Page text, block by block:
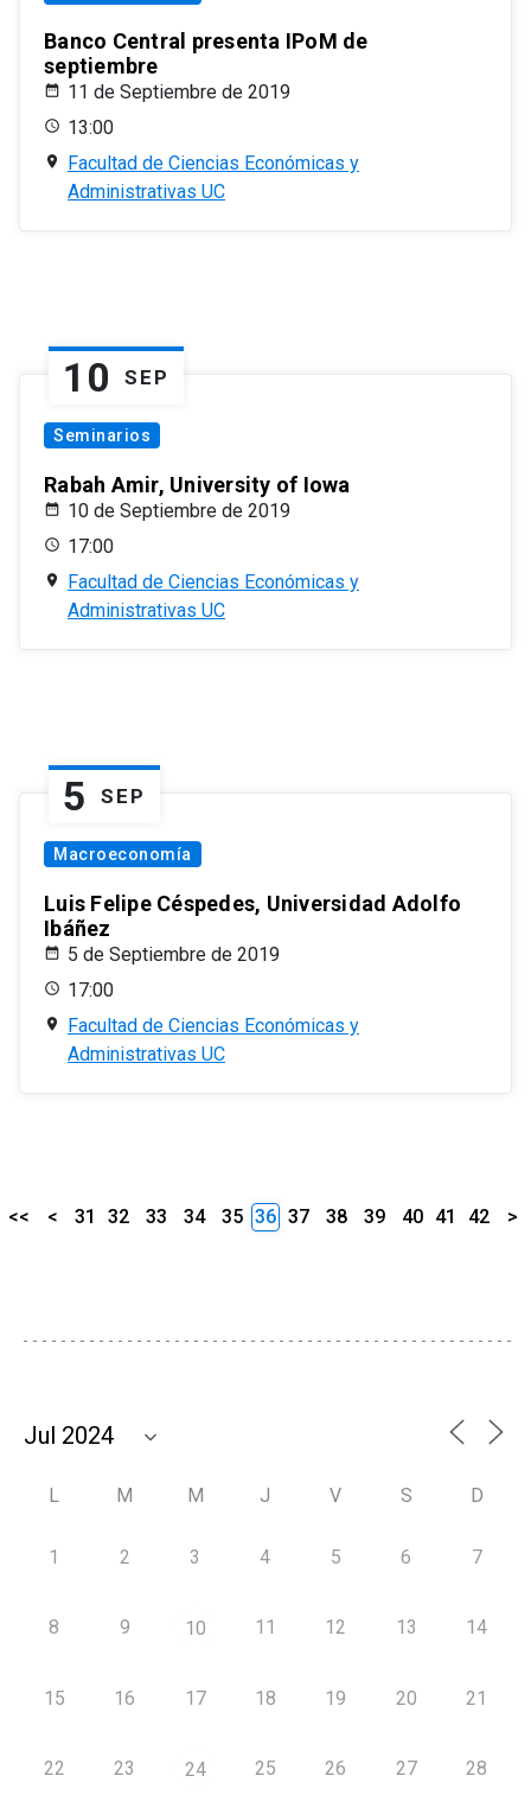
Banco Central presenta IPoM de
septiembre
11 de Septiembre de 2019
13:00
Facultad de Ciencias Económicas y
Administrativas UC
10 SEP
Seminarios
Rabah Amir, University of Iowa
10 de Septiembre de 2019
17:00
Facultad de Ciencias Económicas y
Administrativas UC
5 SEP
Macroeconomía
Luis Felipe Céspedes, Universidad Adolfo
Ibáñez
5 de Septiembre de 2019
17:00
Facultad de Ciencias Económicas y
Administrativas UC
<< < 31 32 33 34 35 36 37 38 39 40 41 42 >
L M M J V S D
1 2 3 4 5 6 7
8 9 10 11 12 13 14
15 16 17 18 19 20 21
22 23 24 25 26 27 28